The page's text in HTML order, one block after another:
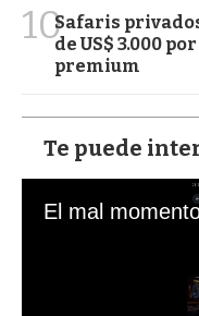
10Safaris
de US$ 3.000
premium
Te puede